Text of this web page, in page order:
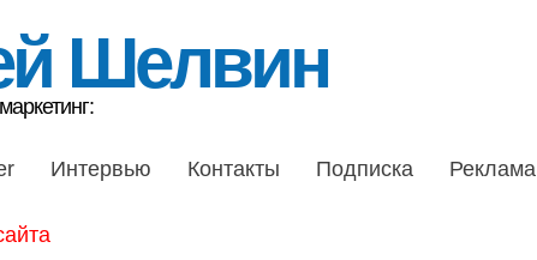
Шелвин
Интервью Контакты Подписка Реклама